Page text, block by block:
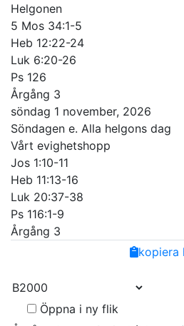
Helgonen
5 Mos 34:1-5
Heb 12:22-24
Luk 6:20-26
Ps 126
Årgång 3
söndag 1 november, 2026
Söndagen e. Alla helgons dag
Vårt evighetshopp
Jos 1:10-11
Heb 11:13-16
Luk 20:37-38
Ps 116:1-9
Årgång 3
EmailCopy
kopiera
Öppna i ny flik